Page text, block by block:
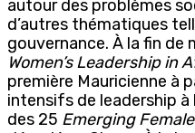
autour des problèmes
d’autres thématiques
gouvernance. À la fin de
Women’s Leadership in
première Mauricienne à
intensifs de leadership à
des 25 Emerging